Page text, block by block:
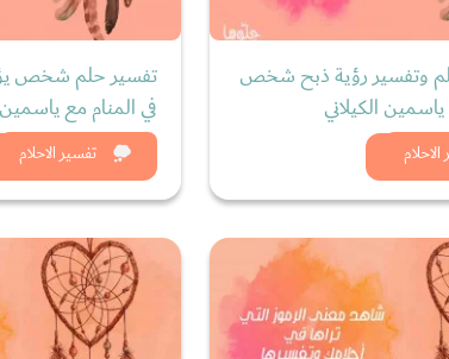
وتفسير رؤية ذبح شخص
الكيلاني
الان
تفسير الاحلام
تفسير حلم شخص
في المنام مع ياسمين
شاهد الان